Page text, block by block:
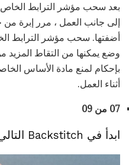
بعد سحب مؤشر الترابط
إلى جانب العمل ، مرر إبرة من
أضفتها. سحب مؤشر الترابط
وضع يمكنها من التقاط المزيد
بإحكام لمنع مادة الأساس
أثناء العمل.
07 من 09
ابدأ في Backstitch التالي